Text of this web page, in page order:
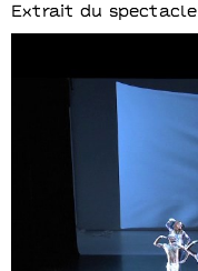
Extrait du spectacle